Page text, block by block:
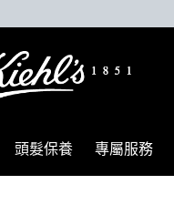
頭髮保養 專屬服務